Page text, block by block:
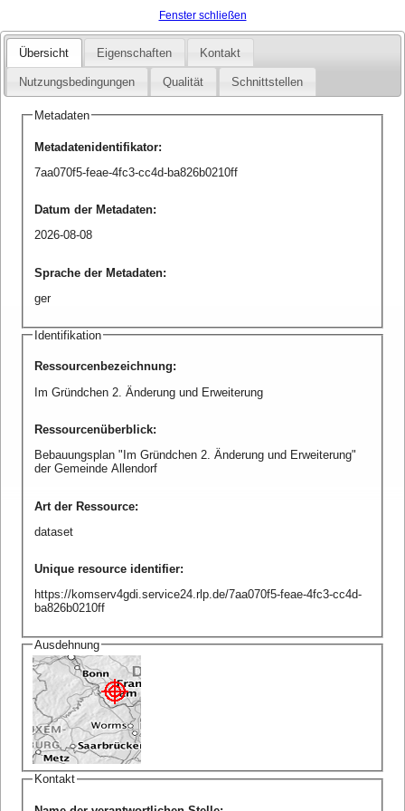
Fenster schließen
Übersicht Eigenschaften Kontakt
Nutzungsbedingungen Qualität Schnittstellen
Metadaten
Metadatenidentifikator:
7aa070f5-feae-4fc3-cc4d-ba826b0210ff
Datum der Metadaten:
2026-08-08
Sprache der Metadaten:
ger
Identifikation
Ressourcenbezeichnung:
Im Gründchen 2. Änderung und Erweiterung
Ressourcenüberblick:
Bebauungsplan "Im Gründchen 2. Änderung und Erweiterung"
der Gemeinde Allendorf
Art der Ressource:
dataset
Unique resource identifier:
https://komserv4gdi.service24.rlp.de/7aa070f5-feae-4fc3-cc4d-
ba826b0210ff
Ausdehnung
Kontakt